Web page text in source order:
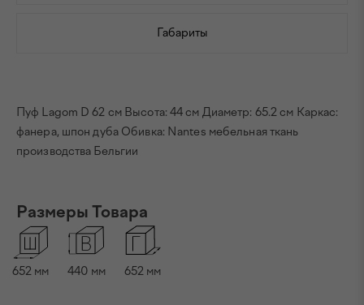
Габариты
Пуф Lagom D 62 см Высота: 44 см Диаметр: 65.2 см Каркас:
фанера, шпон дуба Обивка: Nantes мебельная ткань
производства Бельгии
Размеры Товара
652 мм 440 мм 652 мм